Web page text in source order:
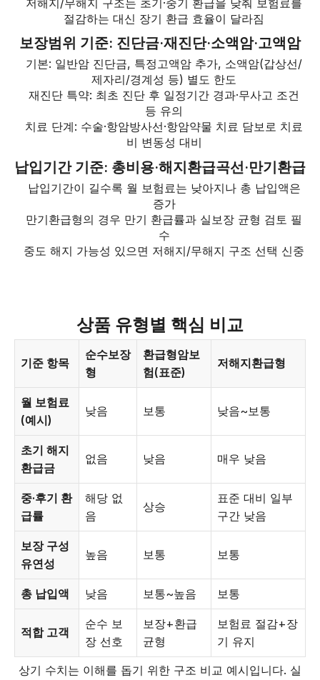
절감하는 대신 장기 환급 효율이 달라짐
보장범위 기준: 진단금·재진단·소액암·고액암
기본: 일반암 진단금, 특정고액암 추가, 소액암(갑상선/
제자리/경계성 등) 별도 한도
재진단 특약: 최초 진단 후 일정기간 경과·무사고 조건
등 유의
치료 단계: 수술·항암방사선·항암약물 치료 담보로 치료
비 변동성 대비
납입기간 기준: 총비용·해지환급곡선·만기환급
납입기간이 길수록 월 보험료는 낮아지나 총 납입액은
증가
만기환급형의 경우 만기 환급률과 실보장 균형 검토 필
수
중도 해지 가능성 있으면 저해지/무해지 구조 선택 신중
상품 유형별 핵심 비교
기준 항목
순수보장
형
환급형암보
험(표준)
저해지환급형
월 보험료
(예시)
낮음 보통 낮음~보통
초기 해지
환급금
없음 낮음 매우 낮음
중·후기 환
급률
해당 없
음
상승
표준 대비 일부
구간 낮음
보장 구성
유연성
높음 보통 보통
총 납입액 낮음 보통~높음 보통
적합 고객
순수 보
장 선호
보장+환급
균형
보험료 절감+장
기 유지
상기 수치는 이해를 돕기 위한 구조 비교 예시입니다. 실